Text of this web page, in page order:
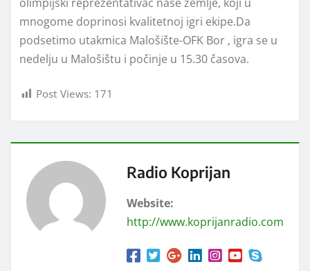
mnogome doprinosi kvalitetnoj igri ekipe.Da
podsetimo utakmica Malošište-OFK Bor , igra se u
nedelju u Malošištu i počinje u 15.30 časova.
Post Views: 171
Radio Koprijan
Website:
http://www.koprijanradio.com